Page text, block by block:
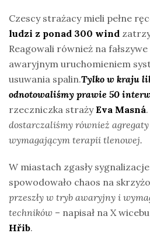
Czescy strażacy mieli pełne
ludzi z ponad 300 wind
Reagowali również na
awaryjnym uruchomieniem
usuwania spalin.Tylko w kraju
odnotowaliśmy prawie 50
rzeczniczka strażyEva Masná.
dostarczaliśmy również
wymagającym terapii tlenowej.
W miastach zgasły
spowodowało chaos na
przeszły w tryb awaryjny i
techników – napisał na X
Hřib.